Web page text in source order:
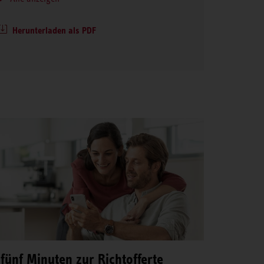
Herunterladen als PDF
Minuten zur Richtofferte